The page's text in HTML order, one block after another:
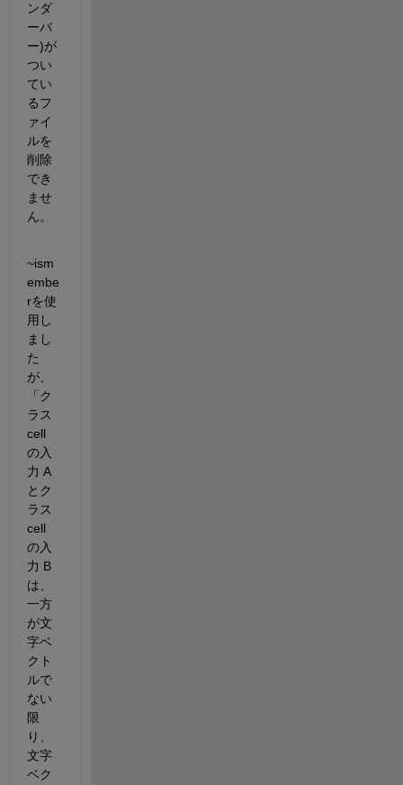
ンダ
ーバ
ー)が
つい
てい
るフ
ァイ
ルを
削除
でき
ませ
ん。
~ism
embe
rを使
用し
まし
た
が、
「ク
ラス
cell
の入
力 A
とク
ラス
cell
の入
力 B
は、
一方
が文
字ベ
クト
ルで
ない
限
り、
文字
ベク